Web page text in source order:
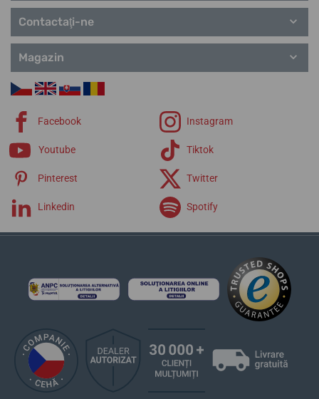
Contactaţi-ne
Magazin
Facebook Instagram
Youtube Tiktok
Pinterest Twitter
Linkedin Spotify